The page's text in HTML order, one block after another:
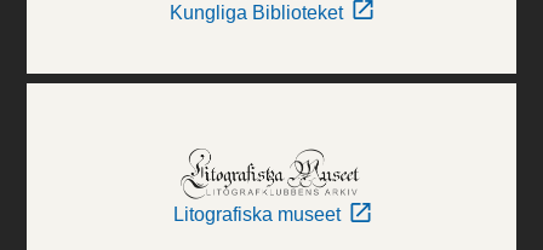
Kungliga Biblioteket
Litografiska museet